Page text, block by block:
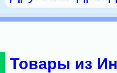
Товары из